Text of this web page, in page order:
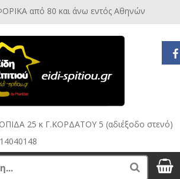
από 80 και άνω εντός Αθηνών
25 κ Γ.ΚΟΡΔΑΤΟΥ 5 (αδιέξοδο στενό)
Search